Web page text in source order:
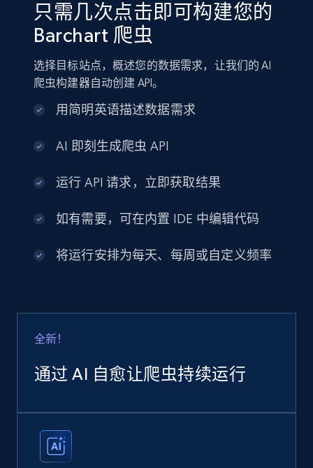
只需几次点击即可构建您的
Barchart 爬虫
选择目标站点，概述您的数据需求，让我们的 AI
爬虫构建器自动创建 API。
用简明英语描述数据需求
AI 即刻生成爬虫 API
运行 API 请求，立即获取结果
如有需要，可在内置 IDE 中编辑代码
将运行安排为每天、每周或自定义频率
全新！
通过 AI 自愈让爬虫持续运行